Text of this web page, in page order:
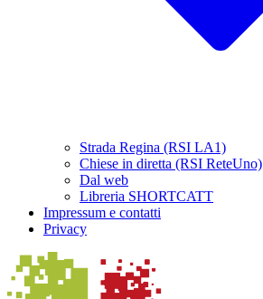
Strada Regina (RSI LA1)
Chiese in diretta (RSI ReteUno)
Dal web
Libreria SHORTCATT
Impressum e contatti
Privacy